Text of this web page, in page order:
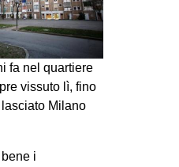
fa nel quartiere
vissuto lì, fino
Milano
i